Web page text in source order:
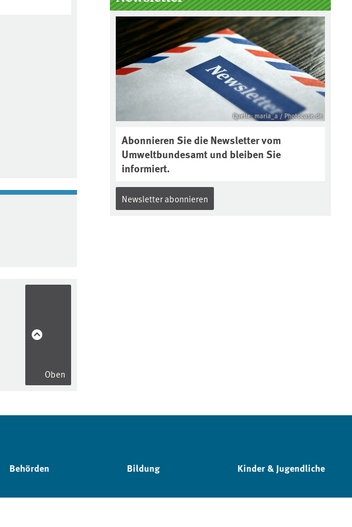
Boden des Jahres ausgewählt und
was passiert eigentlich während
eines solchen Bodenjahres? Infos
dazu gibt es im aktuellen Podcast
„Soilcast“. Jetzt reinhören:
https://soilcast.de/interview/sc20
2-interview-die-kuer-der-krume/
Quelle: maria_a / Photocase.de
Abonnieren Sie die Newsletter vom
Umweltbundesamt und bleiben Sie
informiert.
Newsletter abonnieren
Oben
Behörden Bildung Kinder & Jugendliche